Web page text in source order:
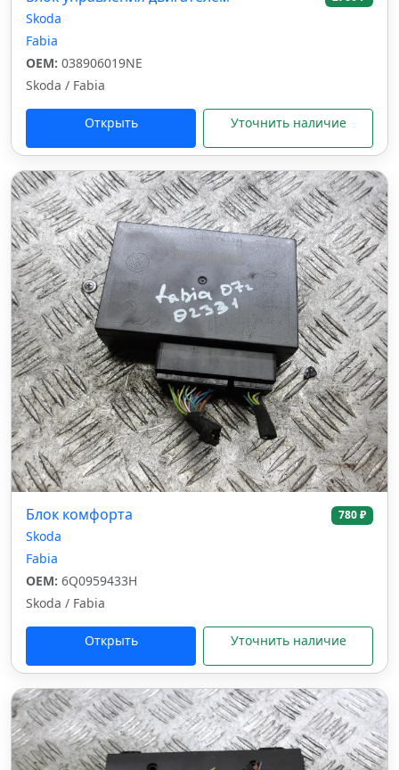
Skoda
Fabia
OEM: 038906019NE
Skoda / Fabia
Открыть Уточнить наличие
Блок комфорта 780 ₽
Skoda
Fabia
OEM: 6Q0959433H
Skoda / Fabia
Открыть Уточнить наличие